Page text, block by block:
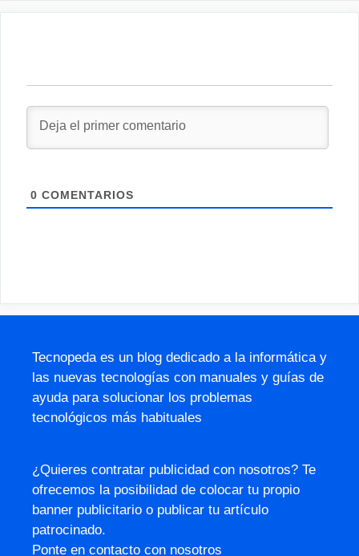
0 COMENTARIOS
Tecnopeda es un blog dedicado a la informática y
las nuevas tecnologías con manuales y guías de
ayuda para solucionar los problemas
tecnológicos más habituales
¿Quieres contratar publicidad con nosotros? Te
ofrecemos la posibilidad de colocar tu propio
banner publicitario o publicar tu artículo
patrocinado.
Ponte en contacto con nosotros